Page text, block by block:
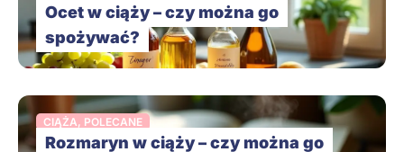
Ocet w ciąży – czy można go
spożywać?
CIĄŻA, POLECANE
Rozmaryn w ciąży – czy można go